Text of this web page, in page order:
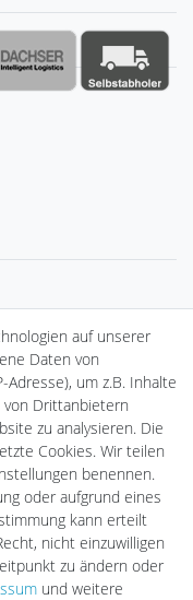
auf unserer
Daten von
um z.B. Inhalte
von Drittanbietern
zu analysieren. Die
Cookies. Wir teilen
benennen.
oder aufgrund eines
kann erteilt
nicht einzuwilligen
zu ändern oder
und weitere